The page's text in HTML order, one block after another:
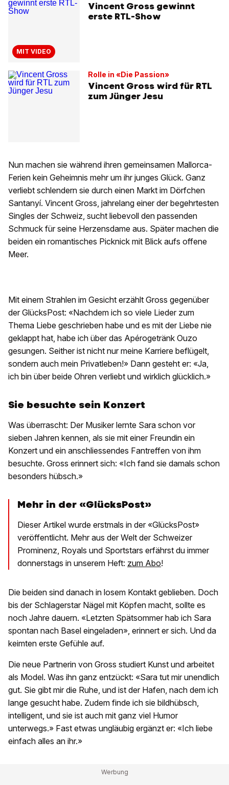
MIT VIDEO
Vincent Gross gewinnt
erste RTL-Show
Rolle in «Die Passion»
Vincent Gross wird für RTL
zum Jünger Jesu
Nun machen sie während ihren gemeinsamen Mallorca-
Ferien kein Geheimnis mehr um ihr junges Glück. Ganz
verliebt schlendern sie durch einen Markt im Dörfchen
Santanyí. Vincent Gross, jahrelang einer der begehrtesten
Singles der Schweiz, sucht liebevoll den passenden
Schmuck für seine Herzensdame aus. Später machen die
beiden ein romantisches Picknick mit Blick aufs offene
Meer.
Mit einem Strahlen im Gesicht erzählt Gross gegenüber
der GlücksPost: «Nachdem ich so viele Lieder zum
Thema Liebe geschrieben habe und es mit der Liebe nie
geklappt hat, habe ich über das Apérogetränk Ouzo
gesungen. Seither ist nicht nur meine Karriere beflügelt,
sondern auch mein Privatleben!» Dann gesteht er: «Ja,
ich bin über beide Ohren verliebt und wirklich glücklich.»
Sie besuchte sein Konzert
Was überrascht: Der Musiker lernte Sara schon vor
sieben Jahren kennen, als sie mit einer Freundin ein
Konzert und ein anschliessendes Fantreffen von ihm
besuchte. Gross erinnert sich: «Ich fand sie damals schon
besonders hübsch.»
Mehr in der «GlücksPost»
Dieser Artikel wurde erstmals in der «GlücksPost»
veröffentlicht. Mehr aus der Welt der Schweizer
Prominenz, Royals und Sportstars erfährst du immer
donnerstags in unserem Heft: zum Abo!
Die beiden sind danach in losem Kontakt geblieben. Doch
bis der Schlagerstar Nägel mit Köpfen macht, sollte es
noch Jahre dauern. «Letzten Spätsommer hab ich Sara
spontan nach Basel eingeladen», erinnert er sich. Und da
keimten erste Gefühle auf.
Die neue Partnerin von Gross studiert Kunst und arbeitet
als Model. Was ihn ganz entzückt: «Sara tut mir unendlich
gut. Sie gibt mir die Ruhe, und ist der Hafen, nach dem ich
lange gesucht habe. Zudem finde ich sie bildhübsch,
intelligent, und sie ist auch mit ganz viel Humor
unterwegs.» Fast etwas ungläubig ergänzt er: «Ich liebe
einfach alles an ihr.»